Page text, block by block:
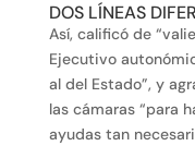
DOS LÍNEAS
Así, calificó de
Ejecutivo
al del Estado”, y
las cámaras “para
ayudas tan